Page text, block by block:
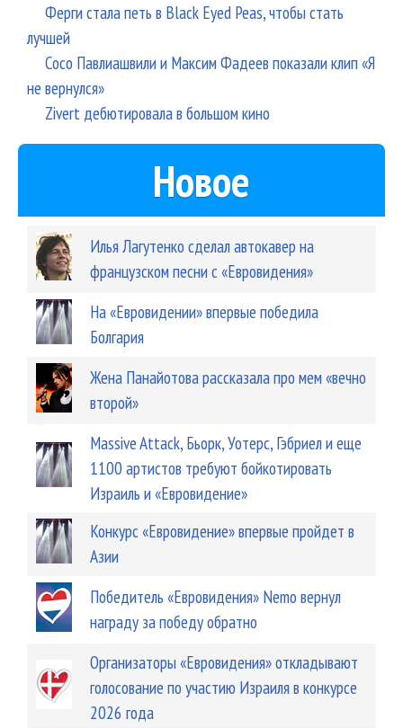
Ферги стала петь в Black Eyed Peas, чтобы стать
лучшей
Сосо Павлиашвили и Максим Фадеев показали клип «Я
не вернулся»
Zivert дебютировала в большом кино
Новое
Илья Лагутенко сделал автокавер на
французском песни с «Евровидения»
На «Евровидении» впервые победила
Болгария
Жена Панайотова рассказала про мем «вечно
второй»
Massive Attack, Бьорк, Уотерс, Гэбриел и еще
1100 артистов требуют бойкотировать
Израиль и «Евровидение»
Конкурс «Евровидение» впервые пройдет в
Азии
Победитель «Евровидения» Nemo вернул
награду за победу обратно
Организаторы «Евровидения» откладывают
голосование по участию Израиля в конкурсе
2026 года